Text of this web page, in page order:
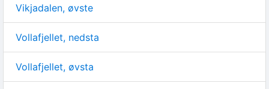
Vikjadalen, øvste
Vollafjellet, nedsta
Vollafjellet, øvsta